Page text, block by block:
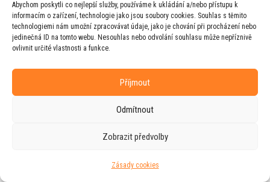
Abychom poskytli co nejlepší služby, používáme k ukládání a/nebo přístupu k
informacím o zařízení, technologie jako jsou soubory cookies. Souhlas s těmito
technologiemi nám umožní zpracovávat údaje, jako je chování při procházení nebo
jedinečná ID na tomto webu. Nesouhlas nebo odvolání souhlasu může nepříznivě
ovlivnit určité vlastnosti a funkce.
Příjmout
Odmítnout
Zobrazit předvolby
Zásady cookies
Horeckého
Web vytvořila firmaRUDIve spolupráci s
agenturou